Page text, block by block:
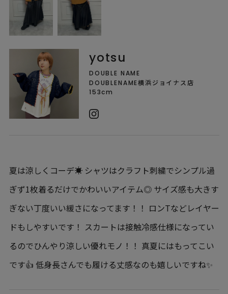
yotsu
DOUBLE NAME
DOUBLENAME横浜ジョイナス店
153cm
夏は涼しくコーデ☀️ シャツはクラフト刺繍でシンプル過
ぎず1枚着るだけでかわいいアイテム◎ サイズ感も大きす
ぎない丁度いい緩さになってます！！ ロンTなどレイヤー
ドもしやすいです！ スカートは接触冷感仕様になってい
るのでひんやり涼しい優れモノ！！ 真夏にはもってこい
です👍 低身長さんでも履ける丈感なのも嬉しいですね✨